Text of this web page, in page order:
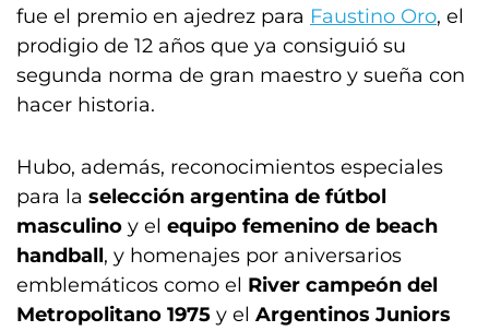
fue el premio en ajedrez para Faustino Oro, el
prodigio de 12 años que ya consiguió su
segunda norma de gran maestro y sueña con
hacer historia.
Hubo, además, reconocimientos especiales
para la selección argentina de fútbol
masculino y el equipo femenino de beach
handball, y homenajes por aniversarios
emblemáticos como el River campeón del
Metropolitano 1975 y el Argentinos Juniors